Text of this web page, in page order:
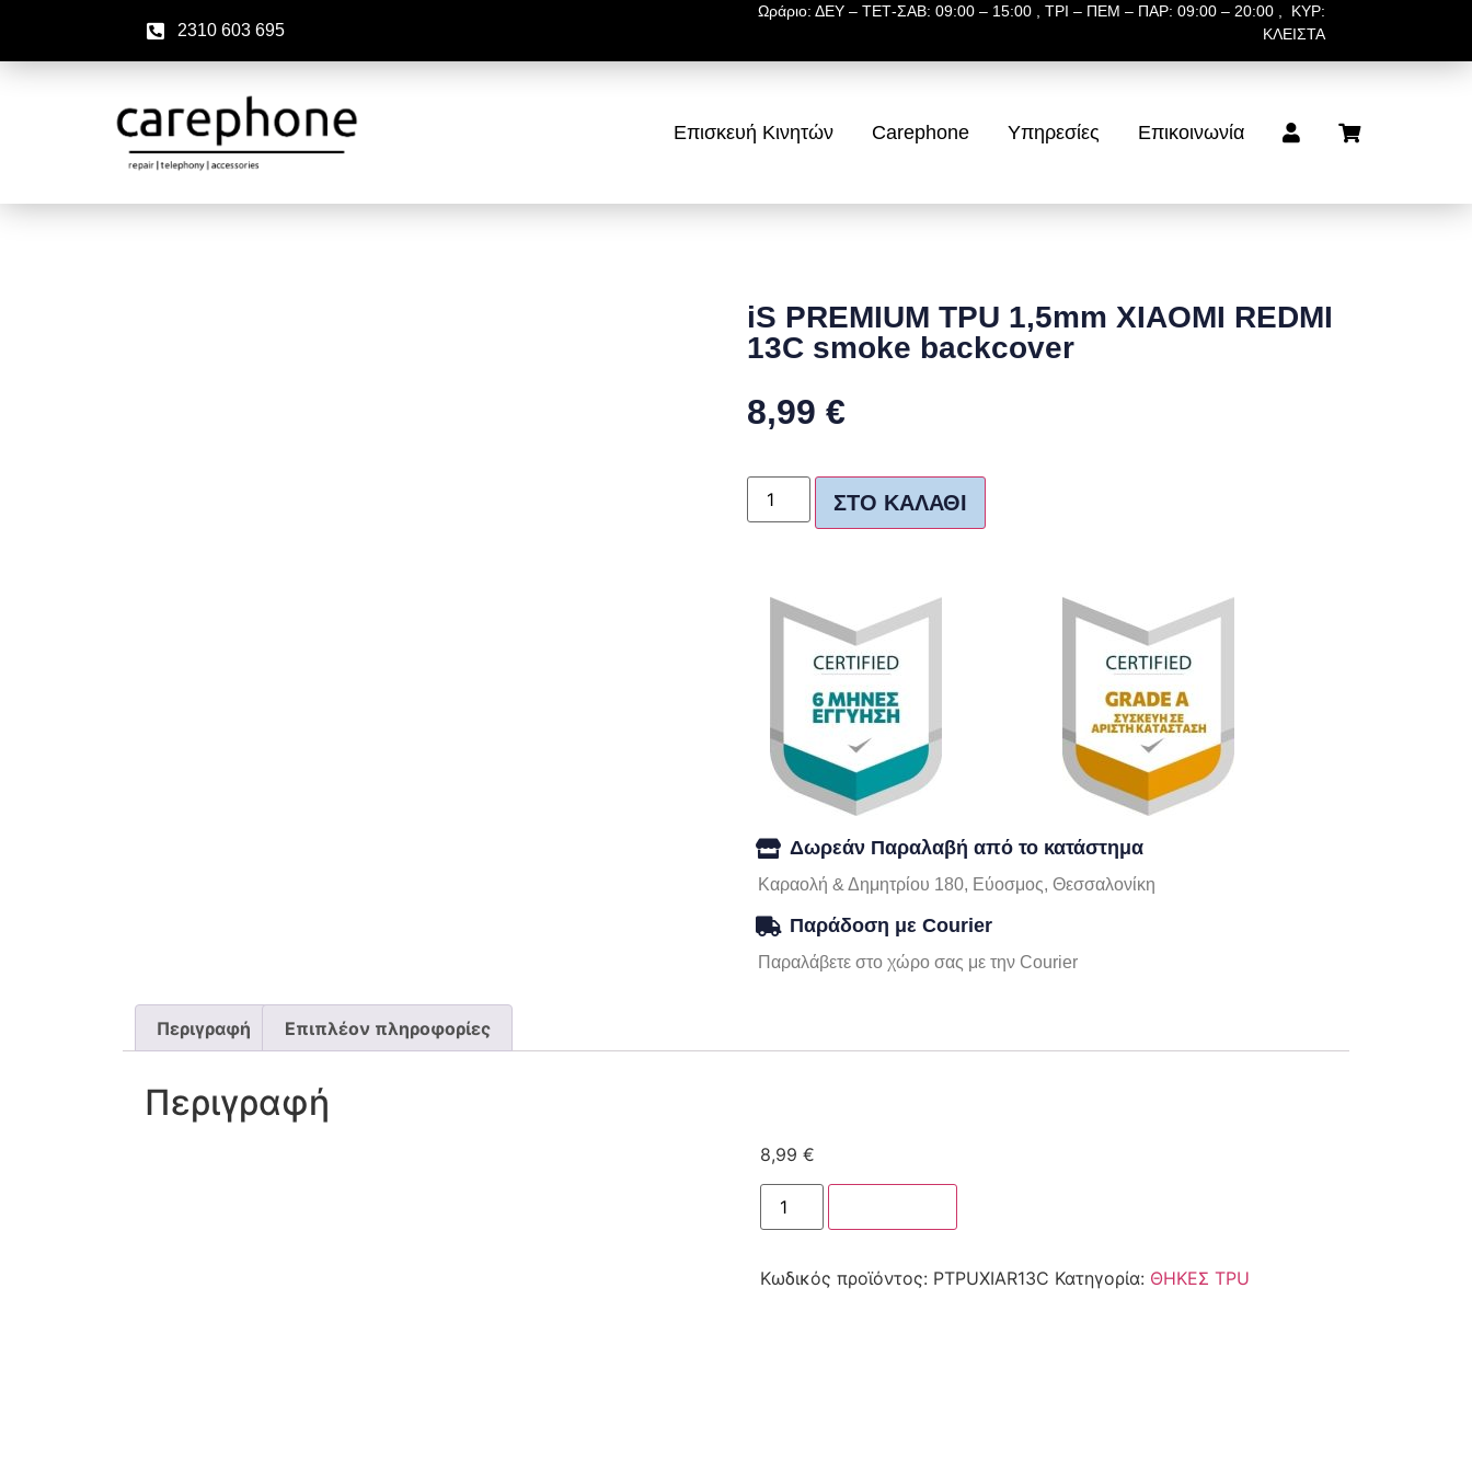
2310 603 695
Ωράριο: ΔΕΥ – ΤΕΤ-ΣΑΒ: 09:00 – 15:00 , ΤΡΙ – ΠΕΜ – ΠΑΡ: 09:00 – 20:00 , ΚΥΡ:
ΚΛΕΙΣΤΑ
Επισκευή Κινητών Carephone Υπηρεσίες Επικοινωνία
iS PREMIUM TPU 1,5mm XIAOMI REDMI
13C smoke backcover
8,99 €
ΣΤΟ ΚΑΛΆΘΙ
Δωρεάν Παραλαβή από το κατάστημα
Καραολή & Δημητρίου 180, Εύοσμος, Θεσσαλονίκη
Παράδοση με Courier
Παραλάβετε στο χώρο σας με την Courier
Περιγραφή Επιπλέον πληροφορίες
Περιγραφή
8,99 €
Κωδικός προϊόντος: PTPUXIAR13C Κατηγορία: ΘΗΚΕΣ TPU